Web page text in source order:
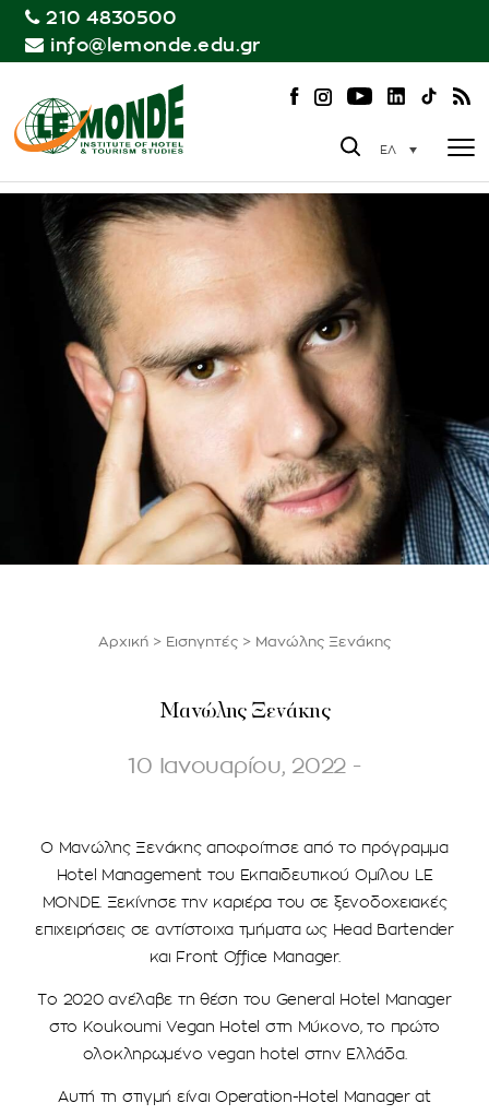
210 4830500
info@lemonde.edu.gr
ΕΛ
Αρχική > Εισηγητές > Μανώλης Ξενάκης
Μανώλης Ξενάκης
10 Ιανουαρίου, 2022 -
Ο Μανώλης Ξενάκης αποφοίτησε από το πρόγραμμα
Hotel Management του Εκπαιδευτικού Ομίλου LE
MONDE. Ξεκίνησε την καριέρα του σε ξενοδοχειακές
επιχειρήσεις σε αντίστοιχα τμήματα ως Head Bartender
και Front Office Manager.
Το 2020 ανέλαβε τη θέση του General Hotel Manager
στο Κoukoumi Vegan Hotel στη Μύκονο, το πρώτο
ολοκληρωμένο vegan hotel στην Ελλάδα.
Αυτή τη στιγμή είναι Operation-Hotel Manager at